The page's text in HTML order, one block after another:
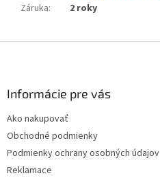
Záruka: 2 roky
Informácie pre vás
Ako nakupovať
Obchodné podmienky
Podmienky ochrany osobných údajov
Reklamace